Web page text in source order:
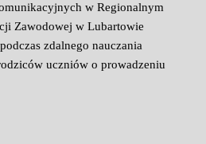
w Regionalnym
Zawodowej w Lubartowie
zdalnego nauczania
uczniów o prowadzeniu